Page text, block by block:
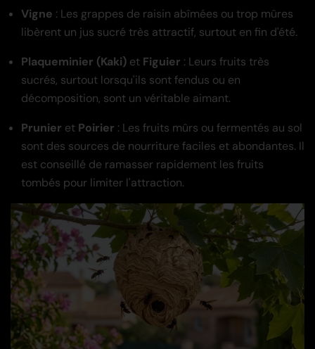
Vigne : Les grappes de raisin abîmées ou trop mûres
libèrent un jus sucré très attractif, surtout en fin d'été.
Plaqueminier (Kaki) et Figuier : Leurs fruits très
sucrés, surtout lorsqu'ils sont fendus ou en
décomposition, sont un véritable aimant.
Prunier et Poirier : Les fruits mûrs ou fermentés au sol
sont des sources de nourriture faciles et abondantes. Il
est conseillé de ramasser rapidement les fruits
tombés pour limiter l'attraction.